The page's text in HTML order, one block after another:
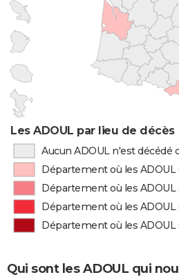
Les ADOUL par lieu de décès
Aucun ADOUL n'est décédé
Département où les
Département où les ADOUL
Département où les
Département où les
Qui sont les ADOUL qui